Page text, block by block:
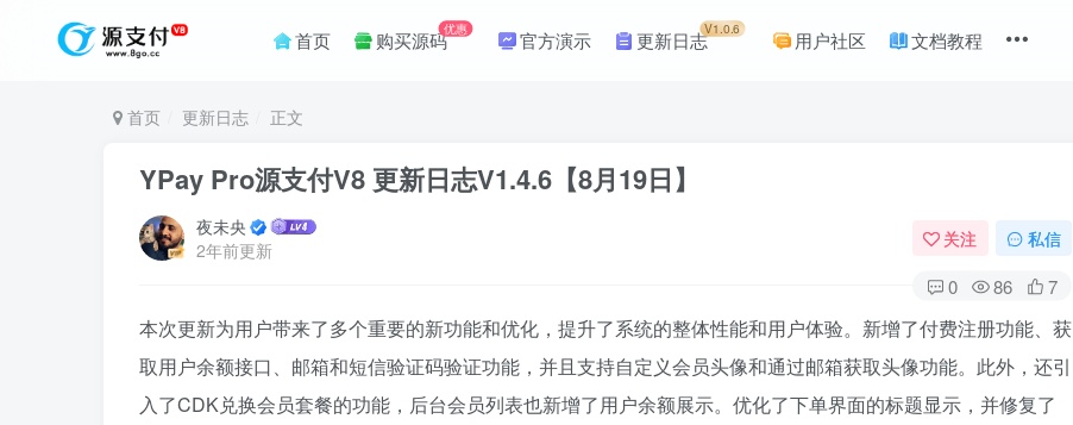
首页 购买源码优惠 官方演示 更新日志V1.0.6 用户社区 文档教程
首页 更新日志 正文
YPay Pro源支付V8 更新日志V1.4.6 【8月19日】
夜未央
2年前更新
关注 私信
0 86 7
本次更新为用户带来了多个重要的新功能和优化，提升了系统的整体性能和用户体验。新增了付费注册功能、获
取用户余额接口、邮箱和短信验证码验证功能，并且支持自定义会员头像和通过邮箱获取头像功能。此外，还引
入了CDK兑换会员套餐的功能，后台会员列表也新增了用户余额展示。优化了下单界面的标题显示，并修复了